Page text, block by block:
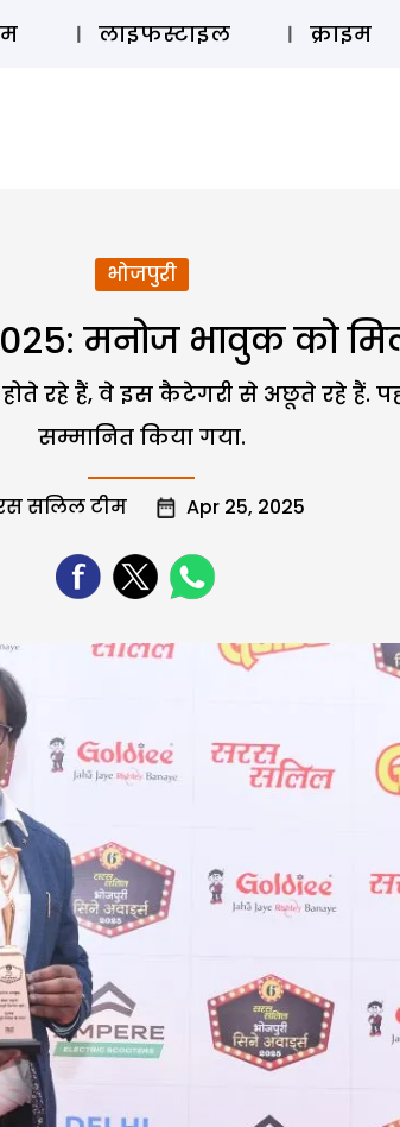
लाइफस्टाइल क्राइम
भोजपुरी
मनोज भावुक को
रहे हैं, वे इस कैटेगरी से अछूते रहे हैं.
सम्मानित किया गया.
सलिल टीम Apr 25, 2025